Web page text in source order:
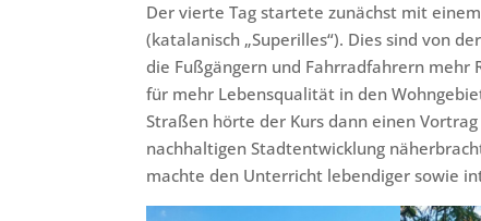
Der vierte Tag startete zunächst mit
(katalanisch „Superilles“). Dies sind von
die Fußgängern und Fahrradfahrern mehr
für mehr Lebensqualität in den
Straßen hörte der Kurs dann einen
nachhaltigen Stadtentwicklung
machte den Unterricht lebendiger sowie